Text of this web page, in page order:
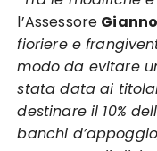
l’Assessore
fioriere e
modo da evitare
stata data ai
destinare il 10%
banchi